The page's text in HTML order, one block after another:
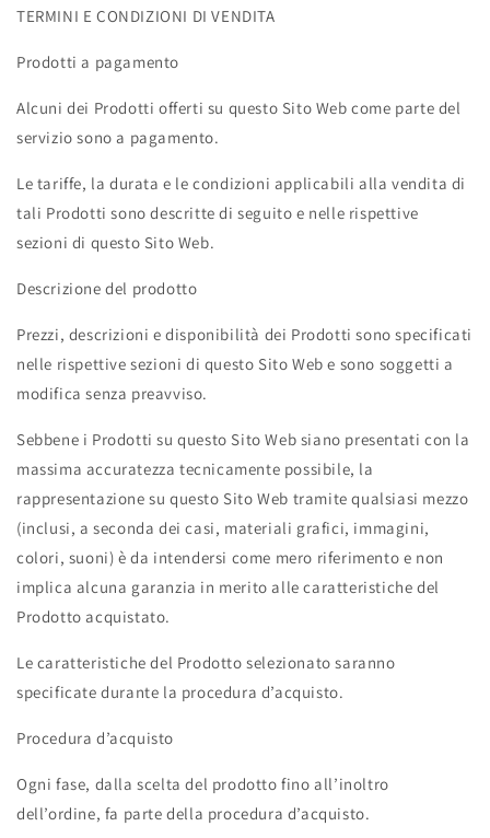
TERMINI E CONDIZIONI DI VENDITA
Prodotti a pagamento
Alcuni dei Prodotti offerti su questo Sito Web come parte del
servizio sono a pagamento.
Le tariffe, la durata e le condizioni applicabili alla vendita di
tali Prodotti sono descritte di seguito e nelle rispettive
sezioni di questo Sito Web.
Descrizione del prodotto
Prezzi, descrizioni e disponibilità dei Prodotti sono specificati
nelle rispettive sezioni di questo Sito Web e sono soggetti a
modifica senza preavviso.
Sebbene i Prodotti su questo Sito Web siano presentati con la
massima accuratezza tecnicamente possibile, la
rappresentazione su questo Sito Web tramite qualsiasi mezzo
(inclusi, a seconda dei casi, materiali grafici, immagini,
colori, suoni) è da intendersi come mero riferimento e non
implica alcuna garanzia in merito alle caratteristiche del
Prodotto acquistato.
Le caratteristiche del Prodotto selezionato saranno
specificate durante la procedura d’acquisto.
Procedura d’acquisto
Ogni fase, dalla scelta del prodotto fino all’inoltro
dell’ordine, fa parte della procedura d’acquisto.